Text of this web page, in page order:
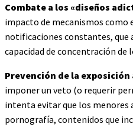
Combate a los «diseños
impacto de mecanismos como
notificaciones constantes, que
capacidad de concentración de
Prevención de la
imponer un veto (o requerir
intenta evitar que los menores
pornografía, contenidos que